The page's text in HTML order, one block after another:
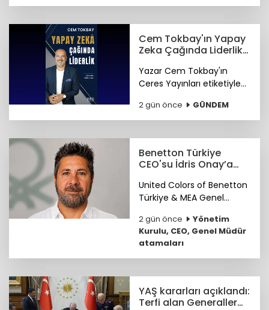
ihracatı 3 milyar 914
olarak gerçekleşti.
Cem Tokbay'ın Yapay
Zeka Çağında Liderlik
kitapevlerinde
Yazar Cem Tokbay'ın
Ceres Yayınları etiketiyle
Çağında Liderlik: Maestro
Hâlâ İnsan" kitabı seçkin
2 gün önce GÜNDEM
Benetton Türkiye
CEO'su İdris Onay’a
United Colors of Benetton
Türkiye & MEA Genel
Yardımcısı (VP) İdris
Onay’ın görev alanına
Yunanistan da eklendi.
2 gün önce
Yönetim
Kurulu, CEO, Genel Müdür
atamaları
YAŞ kararları açıklandı:
Terfi alan Generaller